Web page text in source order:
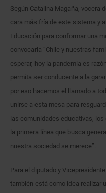
Según Catalina Magaña, vocera
cara más fría de este sistema y
Educación para conformar una
convocarla “Chile y nuestras
esperar, hoy la pandemia es
permita ser conducente a la
por eso hacemos el llamado a
unirse a esta mesa para
las comunidades educativas,
la primera línea que busca
nuestra sociedad se merece”.
Para el diputado y
también está como idea realizar